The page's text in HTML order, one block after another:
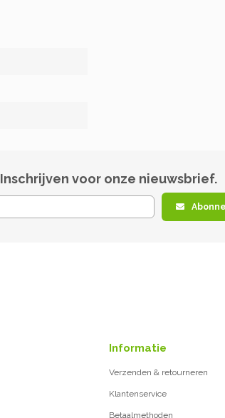
Inschrijven voor onze nieuwsbrief.
Informatie
Verzenden & retourneren
Klantenservice
Betaalmethoden